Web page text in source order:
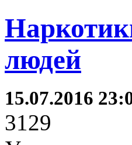
людей
15.07.2016
3129